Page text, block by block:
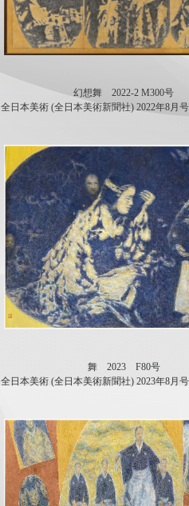
幻想舞 2022-2 M300号
全日本美術 (全日本美術新聞社) 2022年8月
舞 2023 F80号
全日本美術 (全日本美術新聞社) 2023年8月